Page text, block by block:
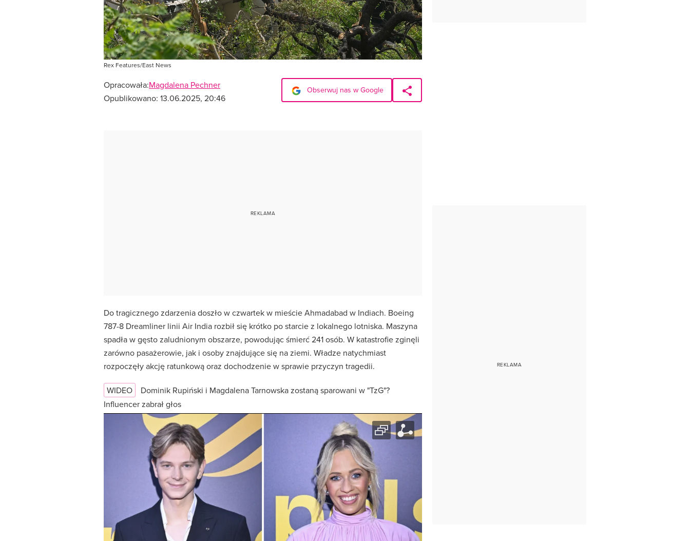
Rex Features/East News
Opracowała:Magdalena Pechner
Opublikowano: 13.06.2025, 20:46
Obserwuj nas w Google
Do tragicznego zdarzenia doszło w czwartek w mieście Ahmadabad w Indiach. Boeing
787-8 Dreamliner linii Air India rozbił się krótko po starcie z lokalnego lotniska. Maszyna
spadła w gęsto zaludnionym obszarze, powodując śmierć 241 osób. W katastrofie zginęli
zarówno pasażerowie, jak i osoby znajdujące się na ziemi. Władze natychmiast
rozpoczęły akcję ratunkową oraz dochodzenie w sprawie przyczyn tragedii.
WIDEO
Dominik Rupiński i Magdalena Tarnowska zostaną sparowani w "TzG"?
Influencer zabrał głos